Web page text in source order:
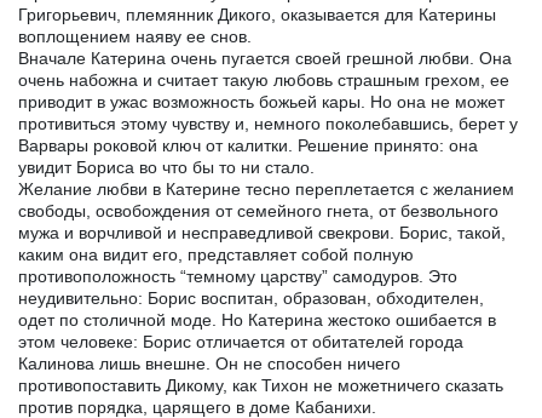
Григорьевич, племянник Дикого, оказывается для Катерины
воплощением наяву ее снов.
Вначале Катерина очень пугается своей грешной любви. Она
очень набожна и считает такую любовь страшным грехом, ее
приводит в ужас возможность божьей кары. Но она не может
противиться этому чувству и, немного поколебавшись, берет у
Варвары роковой ключ от калитки. Решение принято: она
увидит Бориса во что бы то ни стало.
Желание любви в Катерине тесно переплетается с желанием
свободы, освобождения от семейного гнета, от безвольного
мужа и ворчливой и несправедливой свекрови. Борис, такой,
каким она видит его, представляет собой полную
противоположность “темному царству” самодуров. Это
неудивительно: Борис воспитан, образован, обходителен,
одет по столичной моде. Но Катерина жестоко ошибается в
этом человеке: Борис отличается от обитателей города
Калинова лишь внешне. Он не способен ничего
противопоставить Дикому, как Тихон не можетничего сказать
против порядка, царящего в доме Кабанихи.